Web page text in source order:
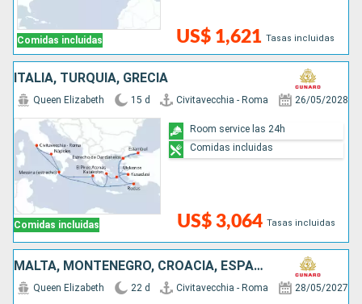
Comidas incluidas US$ 1,621 Tasas incluidas
ITALIA, TURQUÍA, GRECIA
Comidas incluidas
Queen Elizabeth 15 d Civitavecchia - Roma 26/05/2028
US$ 3,064 Tasas incluidas
Room service las 24h
Comidas incluidas
MALTA, MONTENEGRO, CROACIA, ESPAÑA, FRANCIA, ITALIA
Queen Elizabeth 22 d Civitavecchia - Roma 28/05/2027